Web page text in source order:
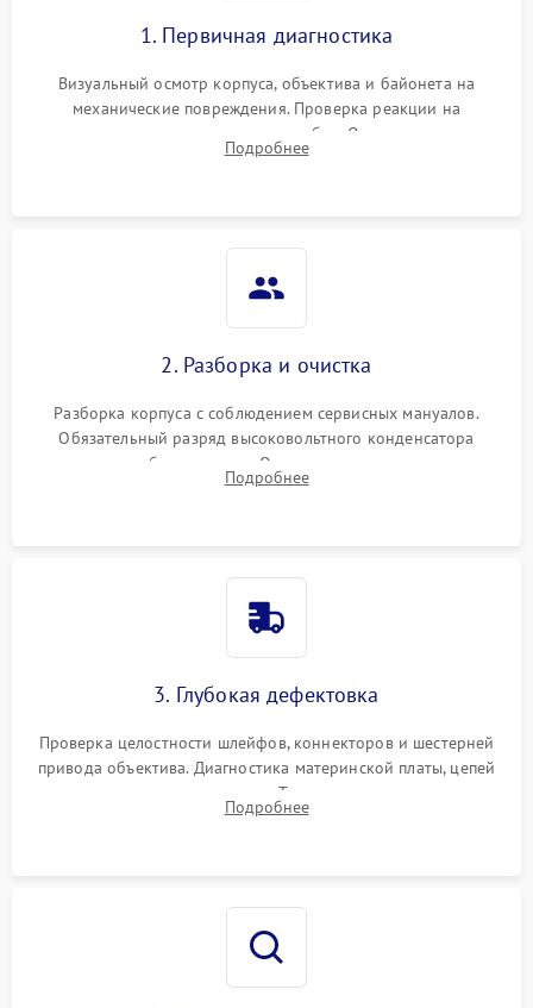
1. Первичная диагностика
Визуальный осмотр корпуса, объектива и байонета на
механические повреждения. Проверка реакции на
включение, считывание кодов ошибок. Оценка состояния
матрицы и затвора, проверка работы автофокуса и вспышки.
Подробнее
2. Разборка и очистка
Разборка корпуса с соблюдением сервисных мануалов.
Обязательный разряд высоковольтного конденсатора
вспышки для безопасности. Очистка внутренних узлов от
пыли, песка и следов влаги с помощью спецсредств.
Подробнее
3. Глубокая дефектовка
Проверка целостности шлейфов, коннекторов и шестерней
привода объектива. Диагностика материнской платы, цепей
питания и картоприемника. Тестирование механизма
затвора и блока внутрикамерной стабилизации.
Подробнее